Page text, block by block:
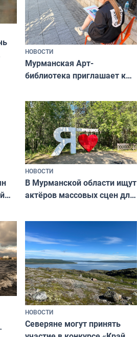
НОВОСТИ
Мурманская Арт-
библиотека приглашает к
и фотографов
НОВОСТИ
В Мурманской области ищут
актёров массовых сцен для
короткометражном фильме
НОВОСТИ
Северяне могут принять